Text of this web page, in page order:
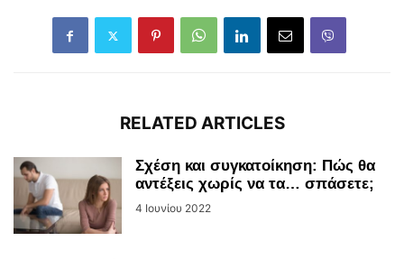
RELATED ARTICLES
Σχέση και συγκατοίκηση: Πώς θα
αντέξεις χωρίς να τα… σπάσετε;
4 Ιουνίου 2022